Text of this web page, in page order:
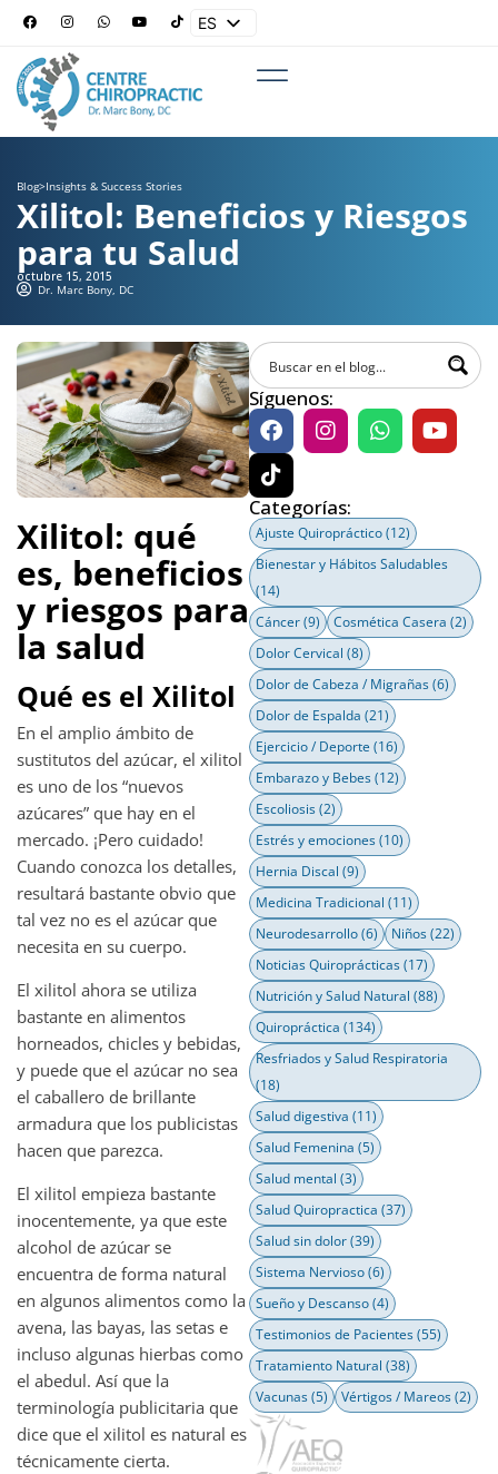
ES
Blog>Insights & Success Stories
Xilitol: Beneficios y Riesgos
para tu Salud
octubre 15, 2015
Dr. Marc Bony, DC
Xilitol: qué
es, beneficios
y riesgos para
la salud
Qué es el Xilitol
En el amplio ámbito de
sustitutos del azúcar, el xilitol
es uno de los “nuevos
azúcares” que hay en el
mercado. ¡Pero cuidado!
Cuando conozca los detalles,
resultará bastante obvio que
tal vez no es el azúcar que
necesita en su cuerpo.
El xilitol ahora se utiliza
bastante en alimentos
horneados, chicles y bebidas,
y puede que el azúcar no sea
el caballero de brillante
armadura que los publicistas
hacen que parezca.
El xilitol empieza bastante
inocentemente, ya que este
alcohol de azúcar se
encuentra de forma natural
en algunos alimentos como la
avena, las bayas, las setas e
incluso algunas hierbas como
el abedul. Así que la
terminología publicitaria que
dice que el xilitol es natural es
técnicamente cierta.
Síguenos:
Categorías:
Ajuste Quiropráctico(12)
Bienestar y Hábitos Saludables
(14)
Cáncer(9) Cosmética Casera (2)
Dolor Cervical (8)
Dolor de Cabeza / Migrañas(6)
Dolor de Espalda (21)
Ejercicio / Deporte (16)
Embarazo y Bebes(12)
Escoliosis(2)
Estrés y emociones(10)
Hernia Discal (9)
Medicina Tradicional (11)
Neurodesarrollo(6) Niños(22)
Noticias Quiroprácticas(17)
Nutrición y Salud Natural (88)
Quiropráctica (134)
Resfriados y Salud Respiratoria
(18)
Salud digestiva (11)
Salud Femenina (5)
Salud mental (3)
Salud Quiropractica (37)
Salud sin dolor(39)
Sistema Nervioso(6)
Sueño y Descanso(4)
Testimonios de Pacientes(55)
Tratamiento Natural (38)
Vacunas(5) Vértigos / Mareos(2)